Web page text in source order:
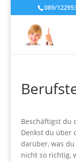
089/
Beschäftigst du
Denkst du über
darüber, was
nicht so richtig,